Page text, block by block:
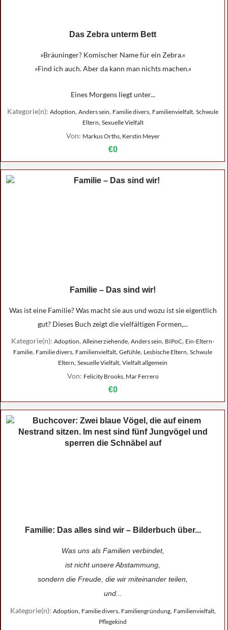
Das Zebra unterm Bett
»Bräuninger? Komischer Name für ein Zebra.«
»Find ich auch. Aber da kann man nichts machen.«
Eines Morgens liegt unter...
Kategorie(n): Adoption, Anders sein, Familie divers, Familienvielfalt, Schwule
Eltern, Sexuelle Vielfalt
Von: Markus Orths, Kerstin Meyer
€0
Familie – Das sind wir!
Was ist eine Familie? Was macht sie aus und wozu ist sie eigentlich
gut? Dieses Buch zeigt die vielfältigen Formen,...
Kategorie(n): Adoption, Alleinerziehende, Anders sein, BIPoC, Ein-Eltern-
Familie, Familie divers, Familienvielfalt, Gefühle, Lesbische Eltern, Schwule
Eltern, Sexuelle Vielfalt, Vielfalt allgemein
Von: Felicity Brooks, Mar Ferrero
€0
Familie: Das alles sind wir – Bilderbuch über...
Was uns als Familien verbindet,
ist nicht unsere Abstammung,
sondern die Freude, die wir miteinander teilen,
und...
Kategorie(n): Adoption, Familie divers, Familiengründung, Familienvielfalt,
Pflegekind